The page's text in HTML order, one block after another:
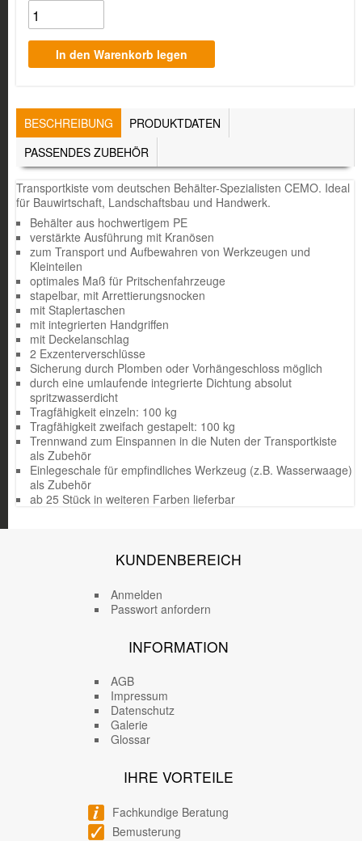
TABS
BESCHREIBUNG (AKTIVER
REITER)
PRODUKTDATEN
PASSENDES ZUBEHÖR
Transportkiste vom deutschen Behälter-Spezialisten CEMO. Ideal
für Bauwirtschaft, Landschaftsbau und Handwerk.
Behälter aus hochwertigem PE
verstärkte Ausführung mit Kranösen
zum Transport und Aufbewahren von Werkzeugen und
Kleinteilen
optimales Maß für Pritschenfahrzeuge
stapelbar, mit Arrettierungsnocken
mit Staplertaschen
mit integrierten Handgriffen
mit Deckelanschlag
2 Exzenterverschlüsse
Sicherung durch Plomben oder Vorhängeschloss möglich
durch eine umlaufende integrierte Dichtung absolut
spritzwasserdicht
Tragfähigkeit einzeln: 100 kg
Tragfähigkeit zweifach gestapelt: 100 kg
Trennwand zum Einspannen in die Nuten der Transportkiste
als Zubehör
Einlegeschale für empfindliches Werkzeug (z.B. Wasserwaage)
als Zubehör
ab 25 Stück in weiteren Farben lieferbar
KUNDENBEREICH
Anmelden
Passwort anfordern
INFORMATION
AGB
Impressum
Datenschutz
Galerie
Glossar
IHRE VORTEILE
Fachkundige Beratung
Bemusterung